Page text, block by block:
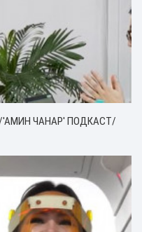
/'АМИН ЧАНАР' ПОДКАСТ/